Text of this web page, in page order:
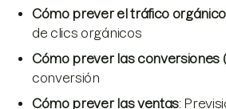
Cómo prever el tráfico orgánico
de clics orgánicos
Cómo prever las conversiones
conversión
Cómo prever las ventas: